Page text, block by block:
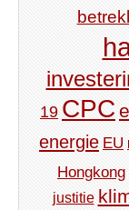
19 CPC
energie EU
Hongkong
justitie